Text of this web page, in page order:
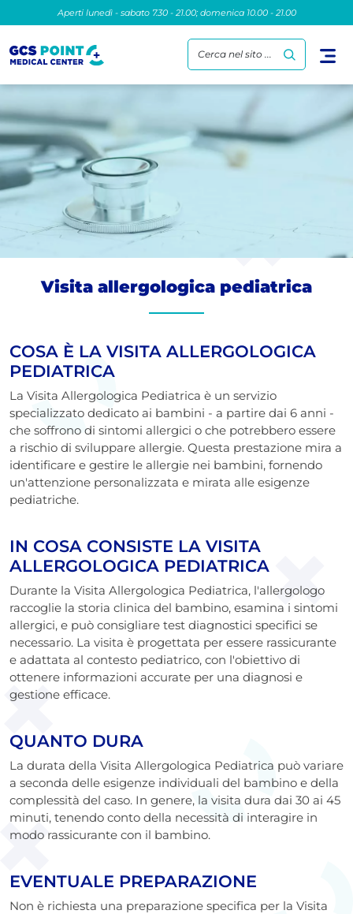
Aperti lunedì - sabato 7.30 - 21.00; domenica 10.00 - 21.00
Cerca nel sito ...
Visita allergologica pediatrica
COSA È LA VISITA ALLERGOLOGICA
PEDIATRICA
La Visita Allergologica Pediatrica è un servizio
specializzato dedicato ai bambini - a partire dai 6 anni -
che soffrono di sintomi allergici o che potrebbero essere
a rischio di sviluppare allergie. Questa prestazione mira a
identificare e gestire le allergie nei bambini, fornendo
un'attenzione personalizzata e mirata alle esigenze
pediatriche.
IN COSA CONSISTE LA VISITA
ALLERGOLOGICA PEDIATRICA
Durante la Visita Allergologica Pediatrica, l'allergologo
raccoglie la storia clinica del bambino, esamina i sintomi
allergici, e può consigliare test diagnostici specifici se
necessario. La visita è progettata per essere rassicurante
e adattata al contesto pediatrico, con l'obiettivo di
ottenere informazioni accurate per una diagnosi e
gestione efficace.
QUANTO DURA
La durata della Visita Allergologica Pediatrica può variare
a seconda delle esigenze individuali del bambino e della
complessità del caso. In genere, la visita dura dai 30 ai 45
minuti, tenendo conto della necessità di interagire in
modo rassicurante con il bambino.
EVENTUALE PREPARAZIONE
Non è richiesta una preparazione specifica per la Visita